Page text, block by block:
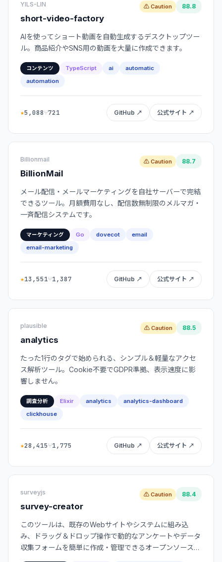
YILS-LIN
short-video-factory
⚠ Caution 88.8
AIを使ってショート動画を自動生成するデスクトップツー
ル。商品紹介やSNS用の動画を大量に作成できます。
コンテンツ TypeScript ai
automatic
automation
★5,088⑂721 GitHub ↗ 公式サイト ↗
Billionmail
BillionMail
⚠ Caution 88.7
メール配信・メールマーケティングを自社サーバーで完結
できるツール。月額費用なし、配信数無制限のメルマガ・
一斉配信システムです。
マーケティング Go dovecot
email
email-marketing
★13,551⑂1,387 GitHub ↗ 公式サイト ↗
plausible
analytics
⚠ Caution 88.5
たった1行のタグで始められる、シンプル＆軽量なアクセ
ス解析ツール。Cookie不要でGDPR準拠、表示速度に影
響しません。
調査分析 Elixir analytics
analytics-dashboard
clickhouse
★28,415⑂1,775 GitHub ↗ 公式サイト ↗
surveyjs
survey-creator
⚠ Caution 88.4
このツールは、既存のWebサイトやシステムに組み込
み、ドラッグ＆ドロップ操作で動的なアンケートやデータ
収集フォームを簡単に作成・管理できるオープンソースの